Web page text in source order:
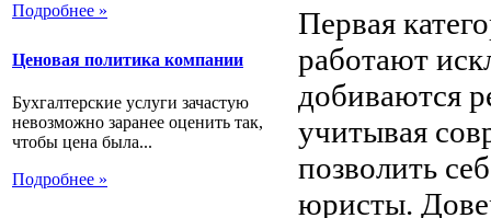
Подробнее »
Ценовая политика компании
Бухгалтерские услуги зачастую
невозможно заранее оценить так,
чтобы цена была...
Подробнее »
Первая
работают
добиваются
учитывая
позволить
юристы.